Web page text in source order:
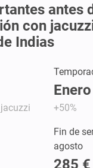
antes
con
Indias
+50%
Fin de
agosto
285 €